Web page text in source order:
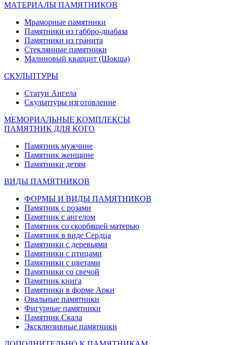
МАТЕРИАЛЫ ПАМЯТНИКОВ
Мраморные памятники
Памятники из габбро-диабаза
Памятники из гранита
Стеклянные памятники
Малиновый кварцит (Шокша)
СКУЛЬПТУРЫ
Статуи Ангела
Скульптуры изготовление
МЕМОРИАЛЬНЫЕ КОМПЛЕКСЫ
ПАМЯТНИК ДЛЯ КОГО
Памятник мужчине
Памятник женщине
Памятники детям
ВИДЫ ПАМЯТНИКОВ
ФОРМЫ И ВИДЫ ПАМЯТНИКОВ
Памятник с розами
Памятник с ангелом
Памятник со скорбящей матерью
Памятник в виде Сердца
Памятники с деревьями
Памятники с птицами
Памятники с цветами
Памятники со свечой
Памятник книга
Памятники в форме Арки
Овальные памятники
Фигурные памятники
Памятник Скала
Эксклюзивные памятники